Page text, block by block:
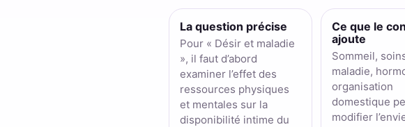
La question précise
Pour « Désir et maladie
», il faut d’abord
examiner l’effet des
ressources physiques
et mentales sur la
disponibilité intime du
Ce que le
ajoute
Sommeil,
maladie,
organisation
domestique
modifier